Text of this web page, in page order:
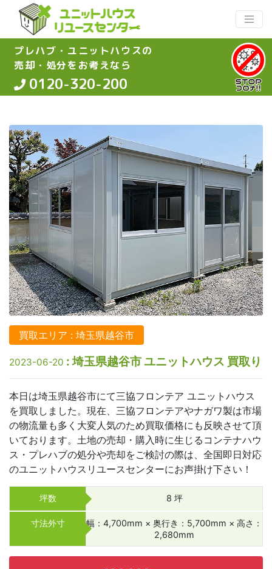
プレハブ・ユニットハウスの
売却・処分をお考えなら
0120-320-200
買取エリア : 埼玉県越谷市
2023-06-20 : 埼玉県越谷市 ユニットハウス 買取り
本日は埼玉県越谷市にて三協フロンテア ユニットハウス
を買取しました。現在、三協フロンテアやナガワ製は市場
の物流量も多く大変人気のため買取価格にも反映させて頂
いております。土地の売却・購入時に生じるコンテナハウ
ス・プレハブの処分や売却をご検討の際は、全国即日対応
のユニットハウスリユースセンターにお声掛け下さい！
坪数 8 坪
寸法外寸
幅：4,700mm × 奥行き：5,700mm × 高さ：
2,680mm